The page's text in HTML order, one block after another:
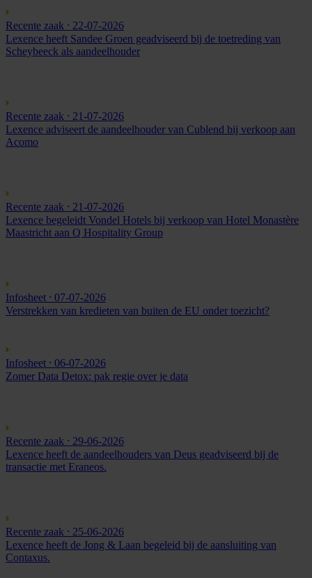
Recente zaak ⸱ 22-07-2026
Lexence heeft Sandee Groen geadviseerd bij de toetreding van
Scheybeeck als aandeelhouder
Recente zaak ⸱ 21-07-2026
Lexence adviseert de aandeelhouder van Cublend bij verkoop aan
Acomo
Recente zaak ⸱ 21-07-2026
Lexence begeleidt Vondel Hotels bij verkoop van Hotel Monastère
Maastricht aan Q Hospitality Group
Infosheet ⸱ 07-07-2026
Verstrekken van kredieten van buiten de EU onder toezicht?
Infosheet ⸱ 06-07-2026
Zomer Data Detox: pak regie over je data
Recente zaak ⸱ 29-06-2026
Lexence heeft de aandeelhouders van Deus geadviseerd bij de
transactie met Eraneos.
Recente zaak ⸱ 25-06-2026
Lexence heeft de Jong & Laan begeleid bij de aansluiting van
Contaxus.